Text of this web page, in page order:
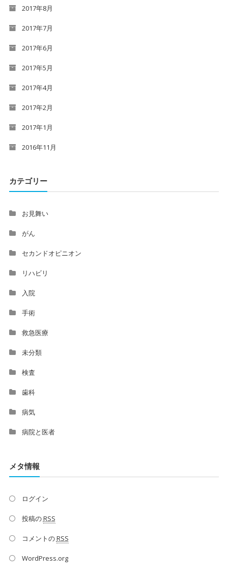
2017年8月
2017年7月
2017年6月
2017年5月
2017年4月
2017年2月
2017年1月
2016年11月
カテゴリー
お見舞い
がん
セカンドオピニオン
リハビリ
入院
手術
救急医療
未分類
検査
歯科
病気
病院と医者
メタ情報
ログイン
投稿のRSS
コメントのRSS
WordPress.org